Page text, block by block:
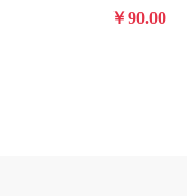
￥90.00